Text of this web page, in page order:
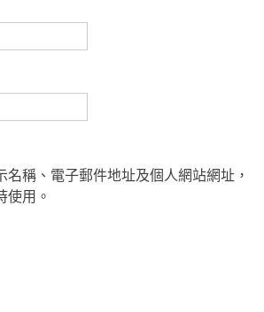
名稱、電子郵件地址及個人網站網址，
使用。